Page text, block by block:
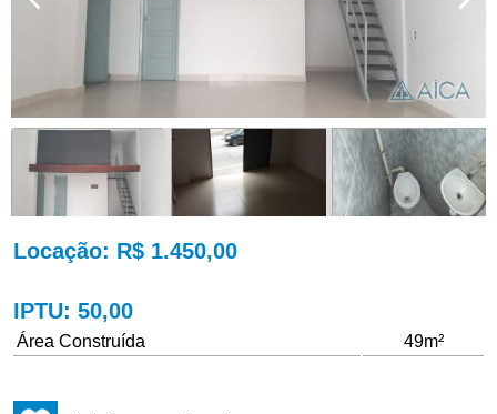
Locação: R$ 1.450,00
IPTU: 50,00
Área Construída 49m²